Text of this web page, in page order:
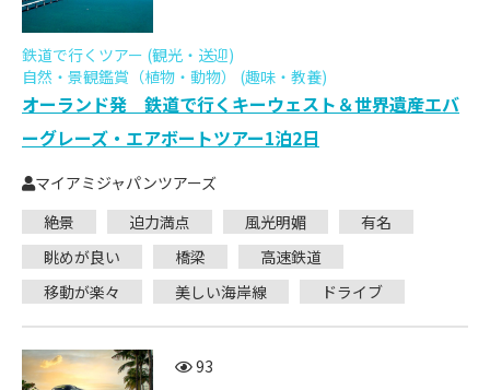
鉄道で行くツアー (観光・送迎)
自然・景観鑑賞（植物・動物） (趣味・教養)
オーランド発 鉄道で行くキーウェスト＆世界遺産エバ
ーグレーズ・エアボートツアー1泊2日
マイアミジャパンツアーズ
絶景
迫力満点 風光明媚
有名
眺めが良い
橋梁
高速鉄道
移動が楽々
美しい海岸線 ドライブ
93